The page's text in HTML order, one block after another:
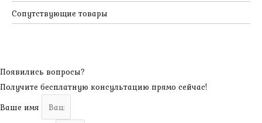
Сопутствующие товары
Появились вопросы?
Получите бесплатную консультацию прямо сейчас!
Ваше имя